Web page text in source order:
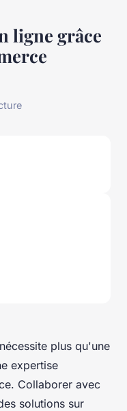
ligne grâce
plus qu'une
expertise
Collaborer avec
solutions sur